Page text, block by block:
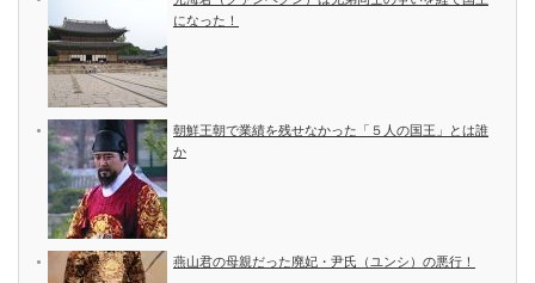
になった！
朝鮮王朝で業績を残せなかった「５人の国王」とは誰
か
燕山君の母親だった廃妃・尹氏（ユンシ）の悪行！